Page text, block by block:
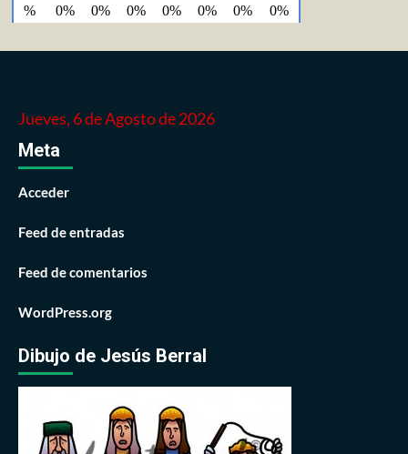
Jueves, 6 de Agosto de 2026
Meta
Acceder
Feed de entradas
Feed de comentarios
WordPress.org
Dibujo de Jesús Berral